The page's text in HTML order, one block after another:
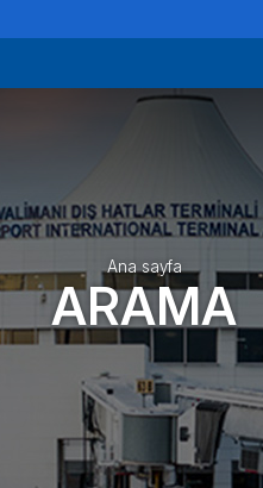
Ana sayfa
ARAMA